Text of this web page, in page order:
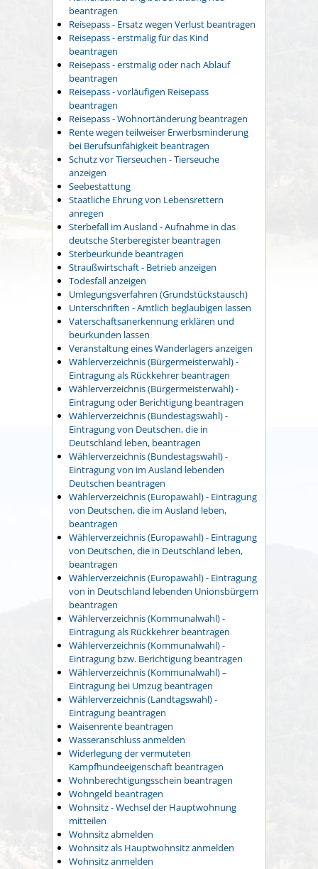
beantragen
Reisepass - Ersatz wegen Verlust beantragen
Reisepass - erstmalig für das Kind
beantragen
Reisepass - erstmalig oder nach Ablauf
beantragen
Reisepass - vorläufigen Reisepass
beantragen
Reisepass - Wohnortänderung beantragen
Rente wegen teilweiser Erwerbsminderung
bei Berufsunfähigkeit beantragen
Schutz vor Tierseuchen - Tierseuche
anzeigen
Seebestattung
Staatliche Ehrung von Lebensrettern
anregen
Sterbefall im Ausland - Aufnahme in das
deutsche Sterberegister beantragen
Sterbeurkunde beantragen
Straußwirtschaft - Betrieb anzeigen
Todesfall anzeigen
Umlegungsverfahren (Grundstückstausch)
Unterschriften - Amtlich beglaubigen lassen
Vaterschaftsanerkennung erklären und
beurkunden lassen
Veranstaltung eines Wanderlagers anzeigen
Wählerverzeichnis (Bürgermeisterwahl) -
Eintragung als Rückkehrer beantragen
Wählerverzeichnis (Bürgermeisterwahl) -
Eintragung oder Berichtigung beantragen
Wählerverzeichnis (Bundestagswahl) -
Eintragung von Deutschen, die in
Deutschland leben, beantragen
Wählerverzeichnis (Bundestagswahl) -
Eintragung von im Ausland lebenden
Deutschen beantragen
Wählerverzeichnis (Europawahl) - Eintragung
von Deutschen, die im Ausland leben,
beantragen
Wählerverzeichnis (Europawahl) - Eintragung
von Deutschen, die in Deutschland leben,
beantragen
Wählerverzeichnis (Europawahl) - Eintragung
von in Deutschland lebenden Unionsbürgern
beantragen
Wählerverzeichnis (Kommunalwahl) -
Eintragung als Rückkehrer beantragen
Wählerverzeichnis (Kommunalwahl) -
Eintragung bzw. Berichtigung beantragen
Wählerverzeichnis (Kommunalwahl) –
Eintragung bei Umzug beantragen
Wählerverzeichnis (Landtagswahl) -
Eintragung beantragen
Waisenrente beantragen
Wasseranschluss anmelden
Widerlegung der vermuteten
Kampfhundeeigenschaft beantragen
Wohnberechtigungsschein beantragen
Wohngeld beantragen
Wohnsitz - Wechsel der Hauptwohnung
mitteilen
Wohnsitz abmelden
Wohnsitz als Hauptwohnsitz anmelden
Wohnsitz anmelden